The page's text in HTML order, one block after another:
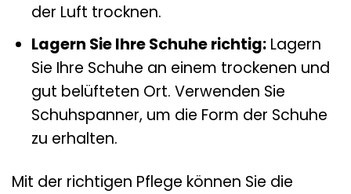
der Luft trocknen.
Lagern Sie Ihre Schuhe richtig:Lagern
Sie Ihre Schuhe an einem trockenen und
gut belüfteten Ort. Verwenden Sie
Schuhspanner, um die Form der Schuhe
zu erhalten.
Mit der richtigen Pflege können Sie die